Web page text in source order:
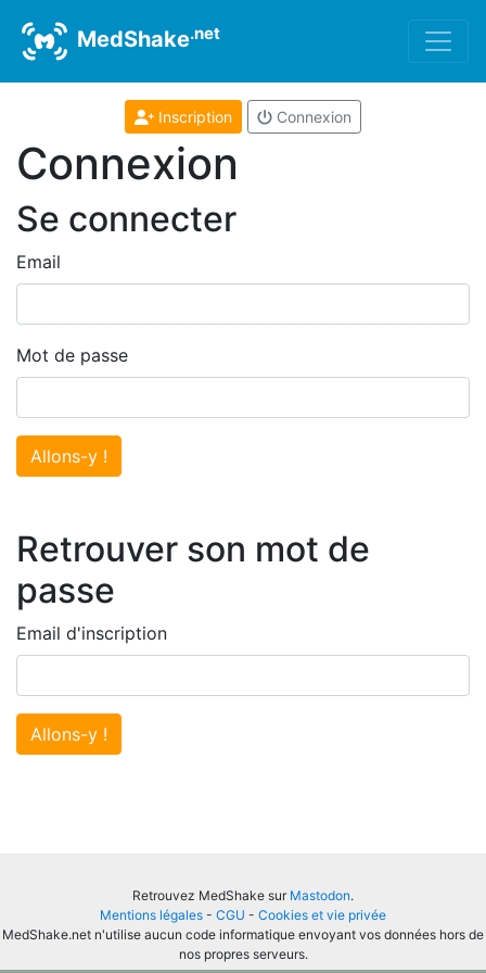
MedShake.net
Inscription Connexion
Connexion
Se connecter
Email
Mot de passe
Allons-y !
Retrouver son mot de
passe
Email d'inscription
Allons-y !
Retrouvez MedShake sur Mastodon.
Mentions légales - CGU - Cookies et vie privée
MedShake.net n'utilise aucun code informatique envoyant vos données hors de
nos propres serveurs.